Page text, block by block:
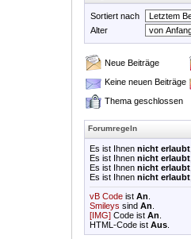
Sortiert nach
Alter
Neue Beiträge
Keine neuen Beiträge
Thema geschlossen
Forumregeln
Es ist Ihnen nicht erlaubt
Es ist Ihnen nicht erlaubt
Es ist Ihnen nicht erlaubt
Es ist Ihnen nicht erlaubt
vB Code ist An
Smileys sind An
[IMG] Code ist An
HTML-Code ist Aus